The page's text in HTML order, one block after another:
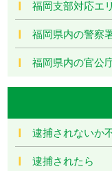
福岡支部対応エ
福岡県内の警察
福岡県内の官公
逮捕されないか
逮捕されたら